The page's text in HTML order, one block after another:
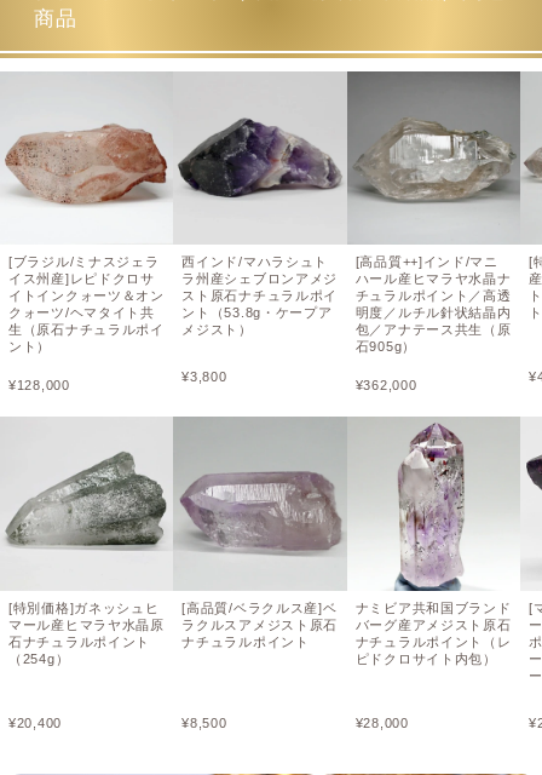
商品
[ブラジル/ミナスジェラ
イス州産]レピドクロサ
イトインクォーツ＆オン
クォーツ/ヘマタイト共
生（原石ナチュラルポイ
ント）
¥128,000
[特別価格]ガネッシュヒ
マール産ヒマラヤ水晶原
石ナチュラルポイント
（254g）
¥20,400
西インド/マハラシュト
ラ州産シェブロンアメジ
スト原石ナチュラルポイ
ント（53.8g・ケープア
メジスト）
¥3,800
[高品質/ベラクルス産]ベ
ラクルスアメジスト原石
ナチュラルポイント
¥8,500
[高品質++]インド/マニ
ハール産ヒマラヤ水晶ナ
チュラルポイント／高透
明度／ルチル針状結晶内
包／アナテース共生（原
石905g）
¥362,000
ナミビア共和国ブランド
バーグ産アメジスト原石
ナチュラルポイント（レ
ピドクロサイト内包）
¥28,000
[
ト
¥
[
¥